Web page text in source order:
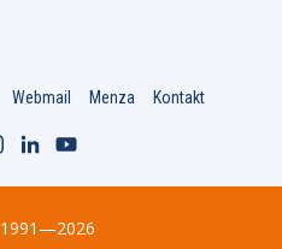
Webmail Menza Kontakt
1991—2026